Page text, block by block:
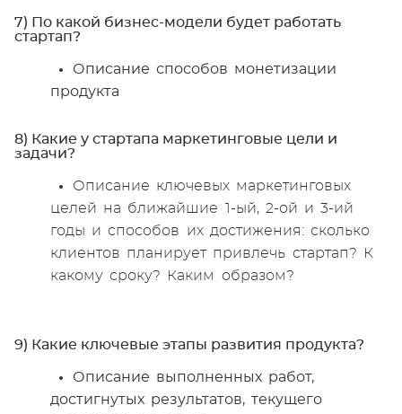
7) По какой бизнес-модели будет работать
стартап?
Описание способов монетизации
продукта
8) Какие у стартапа маркетинговые цели и
задачи?
Описание ключевых маркетинговых
целей на ближайшие 1-ый, 2-ой и 3-ий
годы и способов их достижения: сколько
клиентов планирует привлечь стартап? К
какому сроку? Каким образом?
9) Какие ключевые этапы развития продукта?
Описание выполненных работ,
достигнутых результатов, текущего